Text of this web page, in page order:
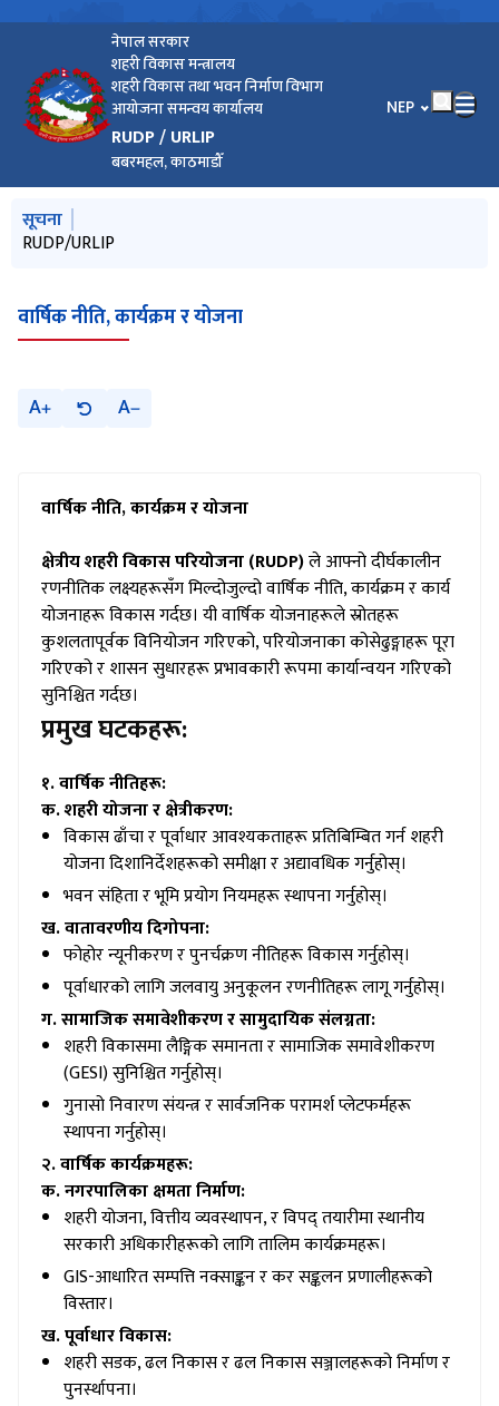
नेपाल सरकार
शहरी विकास मन्त्रालय
शहरी विकास तथा भवन निर्माण विभाग
आयोजना समन्वय कार्यालय
RUDP / URLIP
बबरमहल, काठमाडौँ
भाषा चयन गर्नुहोस्
NEP
मुख्य नेभिगेसनमा जानुहोस्
सूचना
RUDP/URLIP
वार्षिक नीति, कार्यक्रम र योजना
A A
वार्षिक नीति, कार्यक्रम र योजना
क्षेत्रीय शहरी विकास परियोजना (RUDP)ले आफ्नो दीर्घकालीन
रणनीतिक लक्ष्यहरूसँग मिल्दोजुल्दो वार्षिक नीति, कार्यक्रम र कार्य
योजनाहरू विकास गर्दछ। यी वार्षिक योजनाहरूले स्रोतहरू
कुशलतापूर्वक विनियोजन गरिएको, परियोजनाका कोसेढुङ्गाहरू पूरा
गरिएको र शासन सुधारहरू प्रभावकारी रूपमा कार्यान्वयन गरिएको
सुनिश्चित गर्दछ।
प्रमुख घटकहरू:
१. वार्षिक नीतिहरू:
क. शहरी योजना र क्षेत्रीकरण:
विकास ढाँचा र पूर्वाधार आवश्यकताहरू प्रतिबिम्बित गर्न शहरी
योजना दिशानिर्देशहरूको समीक्षा र अद्यावधिक गर्नुहोस्।
भवन संहिता र भूमि प्रयोग नियमहरू स्थापना गर्नुहोस्।
ख. वातावरणीय दिगोपना:
फोहोर न्यूनीकरण र पुनर्चक्रण नीतिहरू विकास गर्नुहोस्।
पूर्वाधारको लागि जलवायु अनुकूलन रणनीतिहरू लागू गर्नुहोस्।
ग. सामाजिक समावेशीकरण र सामुदायिक संलग्नता:
शहरी विकासमा लैङ्गिक समानता र सामाजिक समावेशीकरण
(GESI) सुनिश्चित गर्नुहोस्।
गुनासो निवारण संयन्त्र र सार्वजनिक परामर्श प्लेटफर्महरू
स्थापना गर्नुहोस्।
२. वार्षिक कार्यक्रमहरू:
क. नगरपालिका क्षमता निर्माण:
शहरी योजना, वित्तीय व्यवस्थापन, र विपद् तयारीमा स्थानीय
सरकारी अधिकारीहरूको लागि तालिम कार्यक्रमहरू।
GIS-आधारित सम्पत्ति नक्साङ्कन र कर सङ्कलन प्रणालीहरूको
विस्तार।
ख. पूर्वाधार विकास:
शहरी सडक, ढल निकास र ढल निकास सञ्जालहरूको निर्माण र
पुनर्स्थापना।